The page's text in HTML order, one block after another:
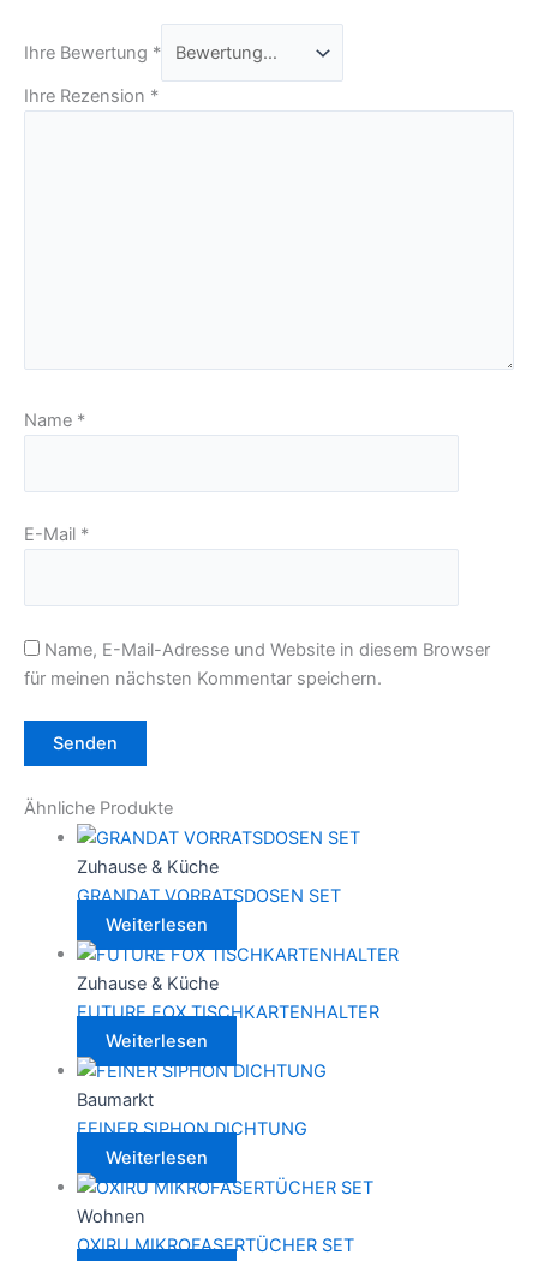
Ihre Bewertung *
Ihre Rezension *
Name *
E-Mail *
Name, E-Mail-Adresse und Website in diesem Browser
für meinen nächsten Kommentar speichern.
Ähnliche Produkte
Zuhause & Küche
GRANDAT VORRATSDOSEN SET
Weiterlesen
Zuhause & Küche
FUTURE FOX TISCHKARTENHALTER
Weiterlesen
Baumarkt
FEINER SIPHON DICHTUNG
Weiterlesen
Wohnen
OXIRU MIKROFASERTÜCHER SET